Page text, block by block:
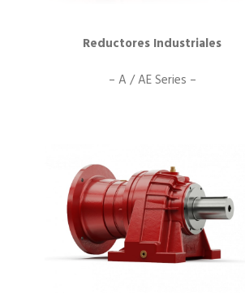
Reductores Industriales
– A / AE Series –